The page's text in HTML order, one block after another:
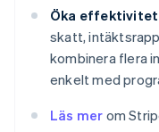
Öka
skatt,
kombinera flera
enkelt med
Läs mer om
Australien